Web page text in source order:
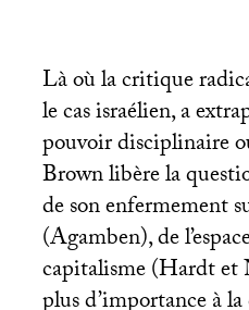
Là où la critique
le cas israélien, a
pouvoir disciplinaire
Brown libère la
de son enfermement
(Agamben), de
capitalisme (Hardt et